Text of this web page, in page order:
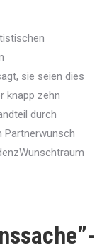
sie seien dies
knapp zehn
durch
Partnerwunsch